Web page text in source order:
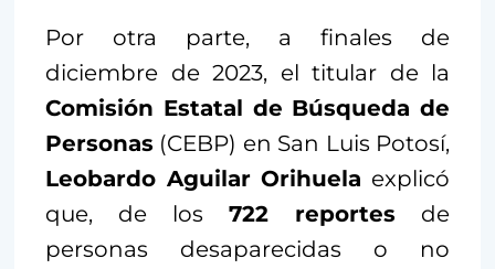
Por otra parte, a finales de
diciembre de 2023, el titular de la
Comisión Estatal de Búsqueda de
Personas (CEBP) en San Luis Potosí,
Leobardo Aguilar Orihuela explicó
que, de los 722 reportes de
personas desaparecidas o no